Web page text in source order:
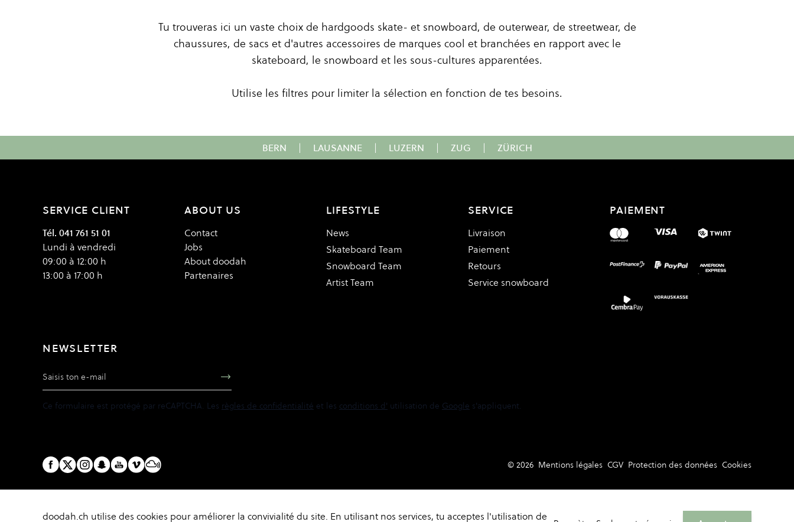
Tu trouveras ici un vaste choix de hardgoods skate- et snowboard, de outerwear, de streetwear, de
chaussures, de sacs et d'autres accessoires de marques cool et branchées en rapport avec le
skateboard, le snowboard et les sous-cultures apparentées.
Utilise les filtres pour limiter la sélection en fonction de tes besoins.
BERN | LAUSANNE | LUZERN | ZUG | ZÜRICH
SERVICE CLIENT
Tél. 041 761 51 01
Lundi à vendredi
09:00 à 12:00 h
13:00 à 17:00 h
ABOUT US
Contact
Jobs
About doodah
Partenaires
LIFESTYLE
News
Skateboard Team
Snowboard Team
Artist Team
SERVICE
Livraison
Paiement
Retours
Service snowboard
PAIEMENT
NEWSLETTER
Adresse e-mail
Ce formulaire est protégé par reCAPTCHA. Les règles de confidentialité et les conditions d' utilisation de Google s'appliquent.
© 2026 Mentions légales CGV Protection des données Cookies
doodah.ch utilise des cookies pour améliorer la convivialité du site. En utilisant nos services, tu acceptes l'utilisation de